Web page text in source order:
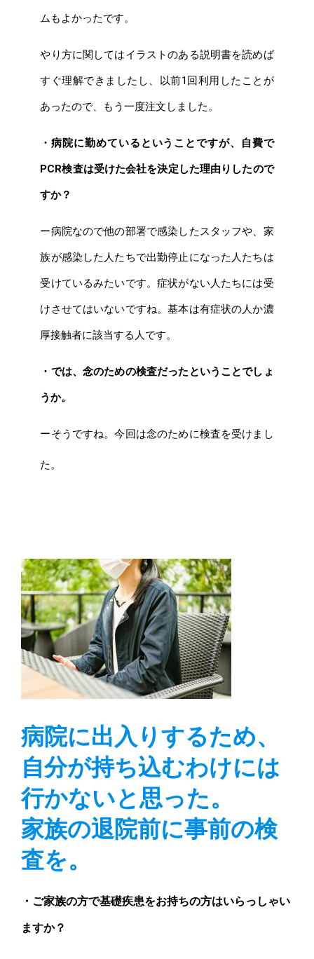
ムもよかったです。
やり方に関してはイラストのある説明書を読めば
すぐ理解できましたし、以前1回利用したことが
あったので、もう一度注文しました。
・病院に勤めているということですが、自費で
PCR検査は受けた会社を決定した理由りしたので
すか？
ー病院なので他の部署で感染したスタッフや、家
族が感染した人たちで出勤停止になった人たちは
受けているみたいです。症状がない人たちには受
けさせてはいないですね。基本は有症状の人か濃
厚接触者に該当する人です。
・では、念のための検査だったということでしょ
うか。
ーそうですね。今回は念のために検査を受けまし
た。
病院に出入りするため、
自分が持ち込むわけには
行かないと思った。
家族の退院前に事前の検
査を。
・ご家族の方で基礎疾患をお持ちの方はいらっしゃい
ますか？